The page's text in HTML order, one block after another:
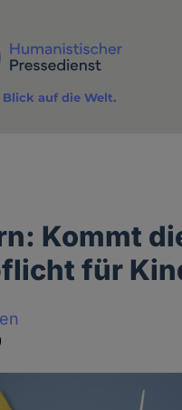
auf die Welt.
Kommt
für